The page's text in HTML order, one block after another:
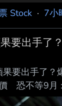
Stock · 7小
要出手了
果要出手了？
恐不等9月 :
news/